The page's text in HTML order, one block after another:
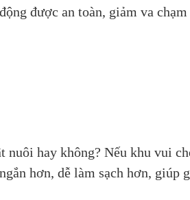
được an toàn, giảm va
nuôi hay không? Nếu khu vui
hơn, dễ làm sạch hơn, giúp